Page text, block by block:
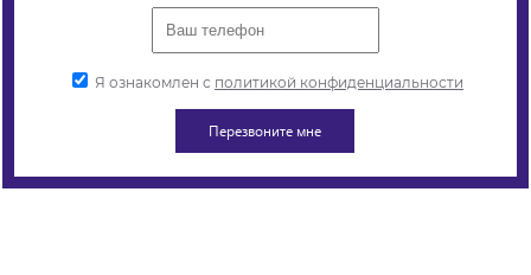
Я ознакомлен с политикой конфиденциальности